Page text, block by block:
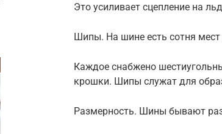
Это усиливает сцепление на
Шипы. На шине есть сотня
Каждое снабжено
крошки. Шипы служат для
Размерность. Шины бывают